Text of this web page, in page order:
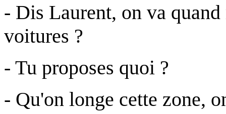
- Dis Laurent, on va
voitures ?
- Tu proposes quoi ?
- Qu'on longe cette zone,